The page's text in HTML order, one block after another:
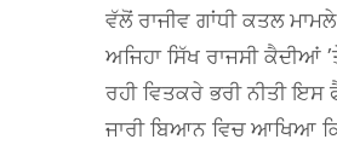
ਵੱਲੋਂ ਰਾਜੀਵ ਗਾਂਧੀ ਕਤਲ
ਅਜਿਹਾ ਸਿੱਖ ਰਾਜਸੀ ਕੈਦੀਆਂ
ਰਹੀ ਵਿਤਕਰੇ ਭਰੀ ਨੀਤੀ
ਜਾਰੀ ਬਿਆਨ ਵਿਚ ਆਖਿਆ